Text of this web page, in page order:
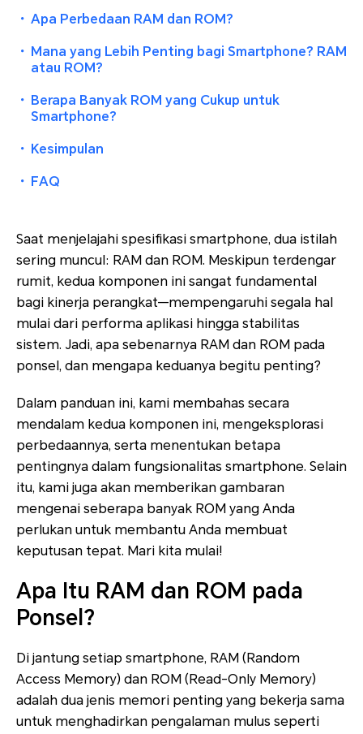
・ Apa Perbedaan RAM dan ROM?
・ Mana yang Lebih Penting bagi Smartphone? RAM
atau ROM?
・ Berapa Banyak ROM yang Cukup untuk
Smartphone?
・ Kesimpulan
・ FAQ
Saat menjelajahi spesifikasi smartphone, dua istilah
sering muncul: RAM dan ROM. Meskipun terdengar
rumit, kedua komponen ini sangat fundamental
bagi kinerja perangkat—mempengaruhi segala hal
mulai dari performa aplikasi hingga stabilitas
sistem. Jadi, apa sebenarnya RAM dan ROM pada
ponsel, dan mengapa keduanya begitu penting?
Dalam panduan ini, kami membahas secara
mendalam kedua komponen ini, mengeksplorasi
perbedaannya, serta menentukan betapa
pentingnya dalam fungsionalitas smartphone. Selain
itu, kami juga akan memberikan gambaran
mengenai seberapa banyak ROM yang Anda
perlukan untuk membantu Anda membuat
keputusan tepat. Mari kita mulai!
Apa Itu RAM dan ROM pada
Ponsel?
Di jantung setiap smartphone, RAM (Random
Access Memory) dan ROM (Read-Only Memory)
adalah dua jenis memori penting yang bekerja sama
untuk menghadirkan pengalaman mulus seperti